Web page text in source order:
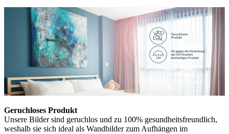
Geruchloses Produkt
Unsere Bilder sind geruchlos und zu 100% gesundheitsfreundlich,
weshalb sie sich ideal als Wandbilder zum Aufhängen im